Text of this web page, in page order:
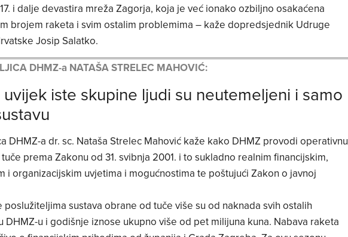
i dalje devastira mreža Zagorja, koja je već ionako ozbiljno osakaćena
brojem raketa i svim ostalim problemima – kaže dopredsjednik Udruge
Josip Salatko.
DHMZ-a NATAŠA STRELEC MAHOVIĆ:
uvijek iste skupine ljudi su neutemeljeni i samo
DHMZ-a dr. sc. Nataša Strelec Mahović kaže kako DHMZ provodi operativnu
prema Zakonu od 31. svibnja 2001. i to sukladno realnim financijskim,
i organizacijskim uvjetima i mogućnostima te poštujući Zakon o javnoj
poslužiteljima sustava obrane od tuče više su od naknada svih ostalih
DHMZ-u i godišnje iznose ukupno više od pet milijuna kuna. Nabava raketa